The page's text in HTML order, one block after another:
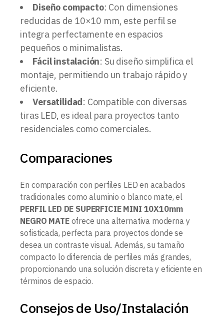
Diseño compacto: Con dimensiones
reducidas de 10×10 mm, este perfil se
integra perfectamente en espacios
pequeños o minimalistas.
Fácil instalación: Su diseño simplifica el
montaje, permitiendo un trabajo rápido y
eficiente.
Versatilidad: Compatible con diversas
tiras LED, es ideal para proyectos tanto
residenciales como comerciales.
Comparaciones
En comparación con perfiles LED en acabados
tradicionales como aluminio o blanco mate, el
PERFIL LED DE SUPERFICIE MINI 10X10mm
NEGRO MATEofrece una alternativa moderna y
sofisticada, perfecta para proyectos donde se
desea un contraste visual. Además, su tamaño
compacto lo diferencia de perfiles más grandes,
proporcionando una solución discreta y eficiente en
términos de espacio.
Consejos de Uso/Instalación